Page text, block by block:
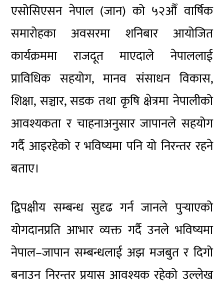
एसोसिएसन नेपाल (जान) को ५२औँ वार्षिक
समारोहका अवसरमा शनिबार आयोजित
कार्यक्रममा राजदूत माएदाले नेपाललाई
प्राविधिक सहयोग, मानव संसाधन विकास,
शिक्षा, सञ्चार, सडक तथा कृषि क्षेत्रमा नेपालीको
आवश्यकता र चाहनाअनुसार जापानले सहयोग
गर्दै आइरहेको र भविष्यमा पनि यो निरन्तर रहने
बताए।
द्विपक्षीय सम्बन्ध सुदृढ गर्न जानले पुर्‍याएको
योगदानप्रति आभार व्यक्त गर्दै उनले भविष्यमा
नेपाल–जापान सम्बन्धलाई अझ मजबुत र दिगो
बनाउन निरन्तर प्रयास आवश्यक रहेको उल्लेख